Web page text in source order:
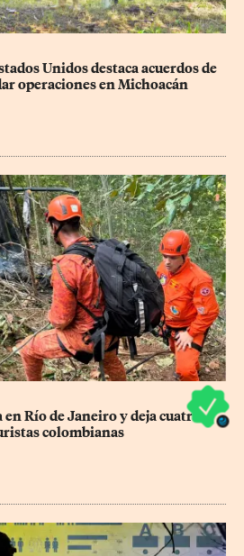
Unidos destaca acuerdos de
operaciones en Michoacán
Río de Janeiro y deja cuatro
colombianas